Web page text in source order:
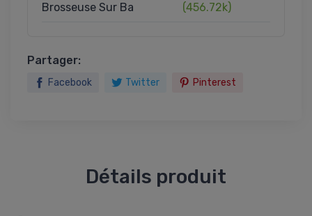
Brosseuse Sur Ba
(456.72k)
Partager:
Facebook Twitter Pinterest
Détails produit